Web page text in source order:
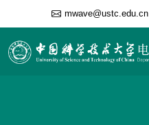
mwave@ustc.edu.cn